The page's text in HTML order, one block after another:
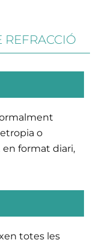
REFRACCIÓ
o
format diari,
totes les